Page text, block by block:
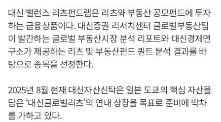
대신 밸런스 리츠펀드랩은 리츠와 부동산 공모펀드에 투자
하는 금융상품이다. 대신증권 리서치센터 글로벌부동산팀
이 발간하는 글로벌 부동산시장 분석 리포트와 대신경제연
구소가 제공하는 리츠 및 부동산펀드 퀀트 분석 결과를 바
탕으로 종목을 선정한다.
2025년 8월 현재 대신자산신탁은 일본 도쿄의 핵심 자산을
담은 ‘대신글로벌리츠’의 연내 상장을 목표로 준비에 박차
를 가하고 있다.